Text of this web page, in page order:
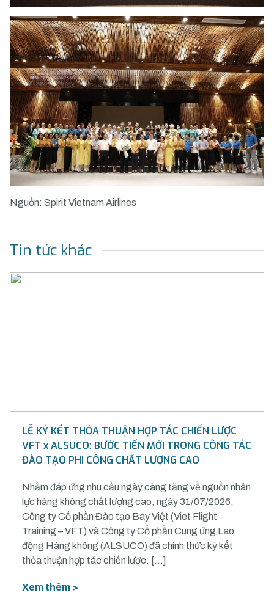
Nguồn: Spirit Vietnam Airlines
Tin tức khác
LỄ KÝ KẾT THỎA THUẬN HỢP TÁC CHIẾN LƯỢC
VFT x ALSUCO: BƯỚC TIẾN MỚI TRONG CÔNG TÁC
ĐÀO TẠO PHI CÔNG CHẤT LƯỢNG CAO
Nhằm đáp ứng nhu cầu ngày càng tăng về nguồn nhân
lực hàng không chất lượng cao, ngày 31/07/2026,
Công ty Cổ phần Đào tạo Bay Việt (Viet Flight
Training – VFT) và Công ty Cổ phần Cung ứng Lao
động Hàng không (ALSUCO) đã chính thức ký kết
thỏa thuận hợp tác chiến lược. […]
Xem thêm >